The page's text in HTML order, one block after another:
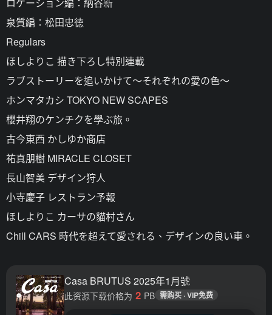
泉質編：松田忠徳
Regulars
ほしよりこ 描き下ろし特別連載
ラブストーリーを追いかけて～それぞれの愛の色～
ホンマタカシ TOKYO NEW SCAPES
櫻井翔のケンチクを學ぶ旅。
古今東西 かしゆか商店
祐真朋樹 MIRACLE CLOSET
長山智美 デザイン狩人
小寺慶子 レストラン予報
ほしよりこ カーサの貓村さん
Chill CARS 時代を超えて愛される、デザインの良い車。
Casa BRUTUS 2025年1月號
此资源下载价格为 2 PB 需购买 · VIP免费